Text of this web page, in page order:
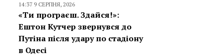
14:37 9 СЕРПНЯ, 2026
«Ти програєш. Здайся!»:
Ештон Кутчер звернувся до
Путіна після удару по стадіону
в Одесі